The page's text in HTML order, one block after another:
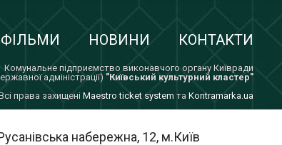
ФІЛЬМИ НОВИНИ КОНТАКТИ
Комунальне підприємство виконавчого органу Київради
адміністрації) "Київський культурний кластер"
права захищенiMaestro ticket system та Kontramarka.ua
набережна, 12, м.Київ